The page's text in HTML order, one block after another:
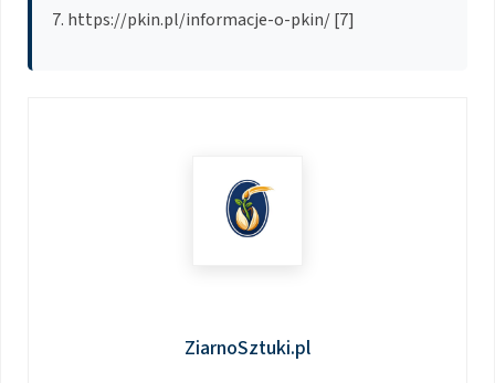
https://pkin.pl/informacje-o-pkin/ [7]
ZiarnoSztuki.pl